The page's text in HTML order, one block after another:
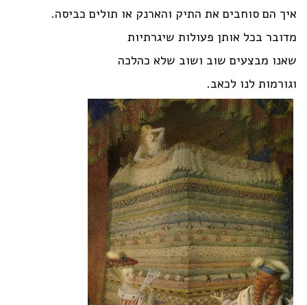
איך הם סוחבים את התיק והארנק או תולים כביסה.
מדובר בכל אותן פעולות שיגרתיות
שאנו מבצעים שוב ושוב שלא כהלכה
וגורמות לנו לכאב.